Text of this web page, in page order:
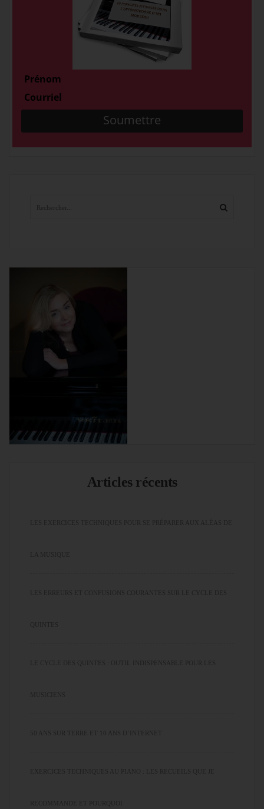
Articles récents
LES EXERCICES TECHNIQUES POUR SE PRÉPARER AUX ALÉAS DE
LA MUSIQUE
LES ERREURS ET CONFUSIONS COURANTES SUR LE CYCLE DES
QUINTES
LE CYCLE DES QUINTES : OUTIL INDISPENSABLE POUR LES
MUSICIENS
50 ANS SUR TERRE ET 10 ANS D’INTERNET
EXERCICES TECHNIQUES AU PIANO : LES RECUEILS QUE JE
RECOMMANDE ET POURQUOI